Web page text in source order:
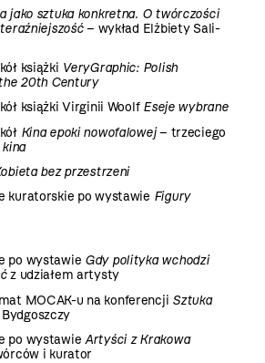
jako sztuka konkretna. O twórczości
– wykład Elżbiety Sali-
książki VeryGraphic: Polish
20th Century
książki Virginii Woolf Eseje wybrane
Kina epoki nowofalowej– trzeciego
bez przestrzeni
kuratorskie po wystawie Figury
po wystawie Gdy polityka wchodzi
z udziałem artysty
MOCAK-u na konferencji Sztuka
po wystawie Artyści z Krakowa
i kurator